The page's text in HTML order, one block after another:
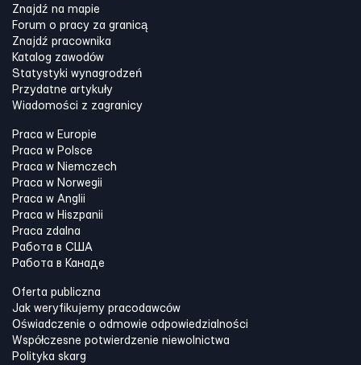
Znajdź na mapie
Forum o pracy za granicą
Znajdź pracownika
Katalog zawodów
Statystyki wynagrodzeń
Przydatne artykuły
Wiadomości z zagranicy
Praca w Europie
Praca w Polsce
Praca w Niemczech
Praca w Norwegii
Praca w Anglii
Praca w Hiszpanii
Praca zdalna
Работа в США
Работа в Канадe
Oferta publiczna
Jak weryfikujemy pracodawców
Oświadczenie o odmowie odpowiedzialności
Współczesne potwierdzenie niewolnictwa
Polityka skarg